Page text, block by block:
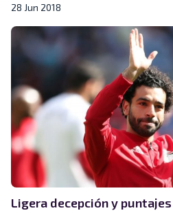
28 Jun 2018
Ligera decepción y